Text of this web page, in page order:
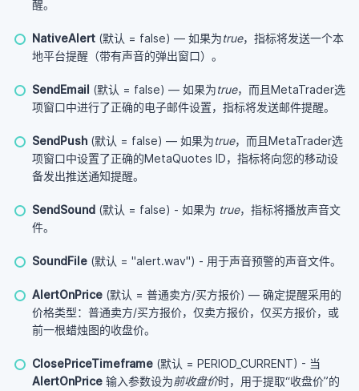
醒。
NativeAlert (默认 = false) — 如果为true，指标将发送一个本
地平台提醒（带有声音的弹出窗口）。
SendEmail (默认 = false) — 如果为true，而且MetaTrader选
项窗口中进行了正确的电子邮件设置，指标将发送邮件提醒。
SendPush (默认 = false) — 如果为true，而且MetaTrader选
项窗口中设置了正确的MetaQuotes ID，指标将向您的移动设
备发出推送通知提醒。
SendSound (默认 = false) - 如果为 true，指标将播放声音文
件。
SoundFile (默认 = "alert.wav") - 用于声音预警的声音文件。
AlertOnPrice (默认 = 普通卖方/买方报价) — 确定提醒采用的
价格类型：普通卖方/买方报价，仅卖方报价，仅买方报价，或
前一根蜡烛图的收盘价。
ClosePriceTimeframe (默认 = PERIOD_CURRENT) - 当
AlertOnPrice 输入参数设为前收盘价时，用于提取“收盘价”的